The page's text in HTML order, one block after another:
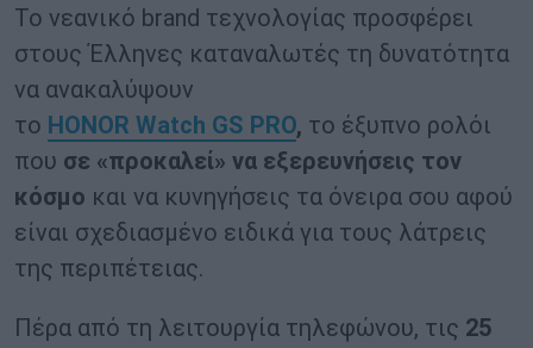
Το νεανικό brand τεχνολογίας προσφέρει
στους Έλληνες καταναλωτές τη δυνατότητα
να ανακαλύψουν
το HONOR Watch GS PRO, το έξυπνο ρολόι
που σε «προκαλεί» να εξερευνήσεις τον
κόσμο και να κυνηγήσεις τα όνειρα σου αφού
είναι σχεδιασμένο ειδικά για τους λάτρεις
της περιπέτειας.
Πέρα από τη λειτουργία τηλεφώνου, τις 25